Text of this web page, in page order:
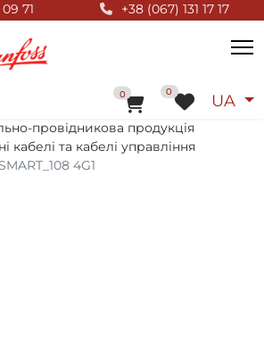
71
+38 (067) 131 17 17
UA
0До кошика
0
провідникова продукція
кабелі та кабелі управління
4G1